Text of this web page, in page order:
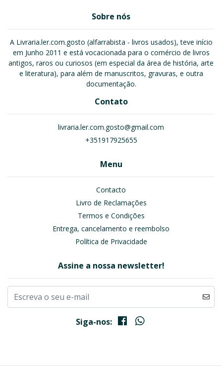
Sobre nós
A Livraria.ler.com.gosto (alfarrabista - livros usados), teve início
em Junho 2011 e está vocacionada para o comércio de livros
antigos, raros ou curiosos (em especial da área de história, arte
e literatura), para além de manuscritos, gravuras, e outra
documentação.
Contato
livraria.ler.com.gosto@gmail.com
+351917925655
Menu
Contacto
Livro de Reclamações
Termos e Condições
Entrega, cancelamento e reembolso
Política de Privacidade
Assine a nossa newsletter!
Siga-nos: